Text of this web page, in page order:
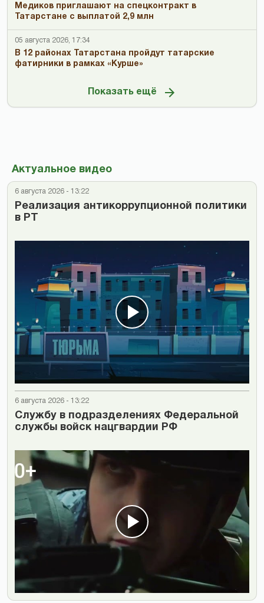
Медиков приглашают на спецконтракт в
Татарстане с выплатой 2,9 млн
05 августа 2026, 17:34
В 12 районах Татарстана пройдут татарские
фатирники в рамках «Курше»
Показать ещё
Актуальное видео
6 августа 2026 - 13:22
Реализация антикоррупционной политики
в РТ
6 августа 2026 - 13:22
Cлужбу в подразделениях Федеральной
службы войск нацгвардии РФ